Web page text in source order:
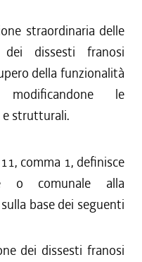
straordinaria delle
dissesti franosi
della funzionalità
le
strutturali.
comma 1, definisce
o comunale alla
base dei seguenti
dei dissesti franosi